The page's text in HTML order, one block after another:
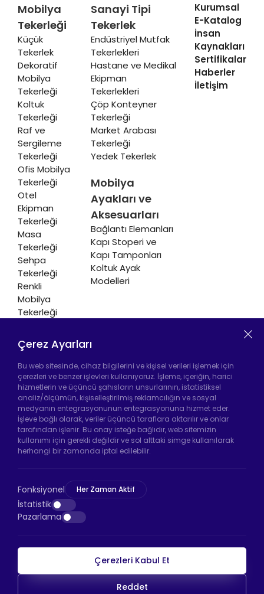
Mobilya
Tekerleği
Küçük
Tekerlek
Dekoratif
Mobilya
Tekerleği
Koltuk
Tekerleği
Raf ve
Sergileme
Tekerleği
Ofis Mobilya
Tekerleği
Otel
Ekipman
Tekerleği
Masa
Tekerleği
Sehpa
Tekerleği
Renkli
Mobilya
Tekerleği
Isıtıcı
Tekerleği
Sanayi Tipi
Tekerlek
Endüstriyel Mutfak
Tekerlekleri
Hastane ve Medikal
Ekipman
Tekerlekleri
Çöp Konteyner
Tekerleği
Market Arabası
Tekerleği
Yedek Tekerlek
Mobilya
Ayakları ve
Aksesuarları
Bağlantı Elemanları
Kapı Stoperi ve
Kapı Tamponları
Koltuk Ayak
Modelleri
Kurumsal
E-Katalog
İnsan
Kaynakları
Sertifikalar
Haberler
İletişim
Hadımköy Fabrika:Atatürk Sanayi Bölgesi
Ömerli Mah. Uzunçayır Cad. No:11 Hadımköy,
34555 Arnavutköy/İstanbul
Telefon:+90 212 640 66 46
Bayrampaşa Mağaza:Kocatepe Mah. 50. Yıl
Cad. No: 69/A Bayrampaşa /İstanbul
Telefon:+90 530 044 64 87
HTS Ödeme
Çerez Ayarları
Bu web sitesinde, cihaz bilgilerini ve kişisel verileri işlemek için
çerezleri ve benzer işlevleri kullanıyoruz. İşleme, içeriğin, harici
hizmetlerin ve üçüncü şahısların unsurlarının, istatistiksel
analiz/ölçümün, kişiselleştirilmiş reklamcılığın ve sosyal
medyanın entegrasyonunun entegrasyonuna hizmet eder.
İşleve bağlı olarak, veriler üçüncü taraflara aktarılır ve onlar
tarafından işlenir. Bu onay isteğe bağlıdır, web sitemizin
kullanımı için gerekli değildir ve sol alttaki simge kullanılarak
herhangi bir zamanda iptal edilebilir.
Fonksiyonel Her Zaman Aktif
İstatistik
Pazarlama
Çerezleri Kabul Et
Reddet